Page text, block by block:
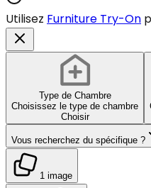
Utilisez Furniture Try-On
Type de Chambre
Choisissez le type de chambre
Choisir
Vous recherchez du spécifique ?
1 image